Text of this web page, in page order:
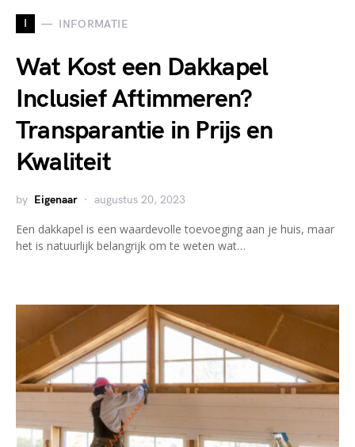
I INFORMATIE
Wat Kost een Dakkapel
Inclusief Aftimmeren?
Transparantie in Prijs en
Kwaliteit
by Eigenaar augustus 20, 2023
Een dakkapel is een waardevolle toevoeging aan je huis, maar
het is natuurlijk belangrijk om te weten wat…